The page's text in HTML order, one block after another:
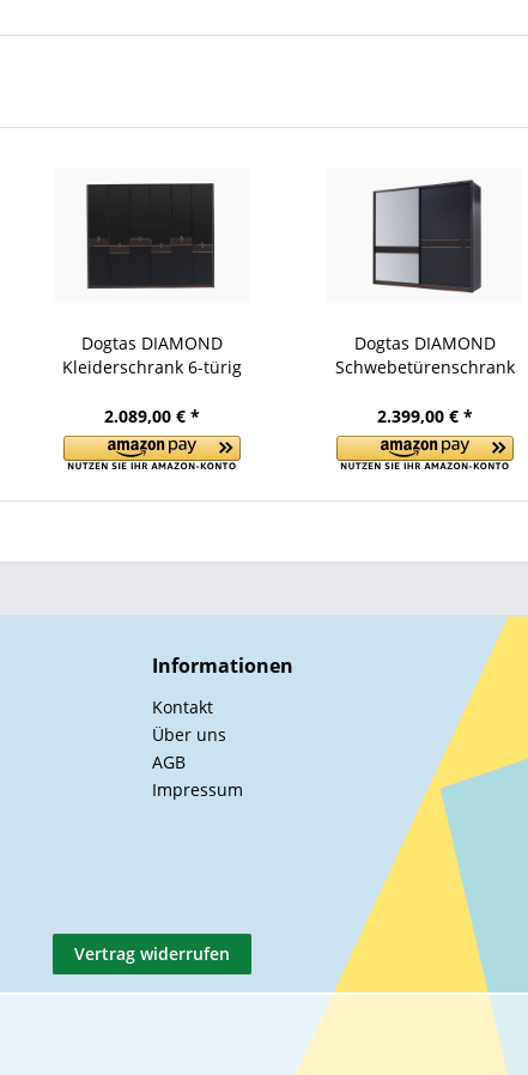
Dogtas DIAMOND
Kleiderschrank 6-türig
2.089,00 € *
Dogtas DIAMOND
Schwebetürenschrank
2.399,00 € *
Informationen
Kontakt
Über uns
AGB
Impressum
Vertrag widerrufen